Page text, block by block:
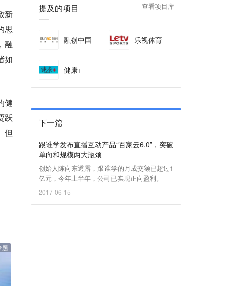
新
思
融
如
健
跃
但
题
提及的项目 查看项目库
融创中国 乐视体育
健康+
下一篇
跟谁学发布直播互动产品“百家云6.0”，突破
单向和规模两大瓶颈
创始人陈向东透露，跟谁学的月成交额已超过1
亿元，今年上半年，公司已实现正向盈利。
2017-06-15